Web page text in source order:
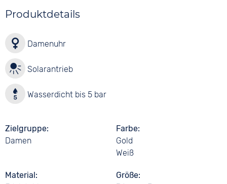
Produktdetails
Damenuhr
Solarantrieb
Wasserdicht bis 5 bar
Zielgruppe
Damen
Farbe
Gold
Weiß
Material
Größe